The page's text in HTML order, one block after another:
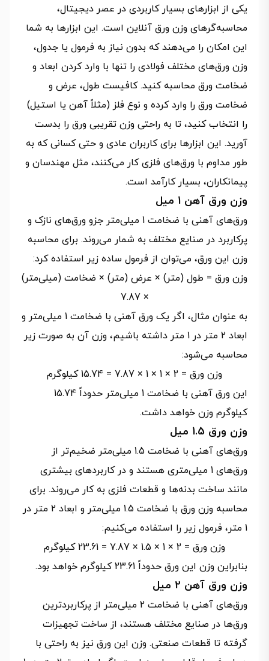
یکی از ابزارهای بسیار کاربردی در عصر دیجیتال،
محاسبه‌گرهای وزن ورق آنلاین است. این ابزارها به شما
این امکان را می‌دهند که بدون نیاز به فرمول یا جدول،
وزن ورق‌های مختلف فولادی را تنها با وارد کردن ابعاد و
ضخامت ورق محاسبه کنید. کافیست طول، عرض و
ضخامت ورق را وارد کرده و نوع فلز (مثلاً آهن یا استیل)
را انتخاب کنید، تا به راحتی وزن تقریبی ورق را بدست
آورید. این ابزارها برای کاربران عادی و حتی کسانی که به
طور مداوم با ورق‌های فلزی کار می‌کنند، مثل مهندسان و
پیمانکاران، بسیار کارآمد است.
وزن ورق آهن 1 میل
ورق‌های آهنی با ضخامت 1 میلی‌متر جزو ورق‌های نازک و
پرکاربرد در صنایع مختلف به شمار می‌روند. برای محاسبه
وزن این ورق، می‌توان از فرمول ساده زیر استفاده کرد:
وزن ورق = طول (متر) × عرض (متر) × ضخامت (میلی‌متر)
× 7.87
به عنوان مثال، اگر یک ورق آهنی با ضخامت 1 میلی‌متر و
ابعاد 2 متر در 1 متر داشته باشیم، وزن آن به صورت زیر
محاسبه می‌شود:
وزن ورق = 2 × 1 × 1 × 7.87 = 15.74 کیلوگرم
این ورق آهنی با ضخامت 1 میلی‌متر حدوداً 15.74
کیلوگرم وزن خواهد داشت.
وزن ورق 1.5 میل
ورق‌های آهنی با ضخامت 1.5 میلی‌متر ضخیم‌تر از
ورق‌های 1 میلی‌متری هستند و در کاربردهای بیشتری
مانند ساخت بدنه‌ها و قطعات فلزی به کار می‌روند. برای
محاسبه وزن ورق با ضخامت 1.5 میلی‌متر و ابعاد 2 متر در
1 متر، فرمول زیر را استفاده می‌کنیم:
وزن ورق = 2 × 1 × 1.5 × 7.87 = 23.61 کیلوگرم
بنابراین وزن این ورق حدوداً 23.61 کیلوگرم خواهد بود.
وزن ورق آهن 2 میل
ورق‌های آهنی با ضخامت 2 میلی‌متر از پرکاربردترین
ورق‌ها در صنایع مختلف هستند، از ساخت تجهیزات
گرفته تا قطعات صنعتی. وزن این ورق نیز به راحتی با